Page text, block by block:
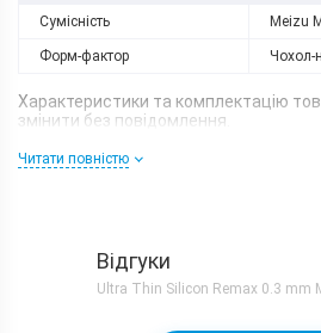
Сумісність Meizu
Форм-фактор Чохол-
Характеристики та комплектацію
змінити без повідомлення.
Читати повністю
Відгуки
Ultra Thin Silicon Remax 0.3 mm